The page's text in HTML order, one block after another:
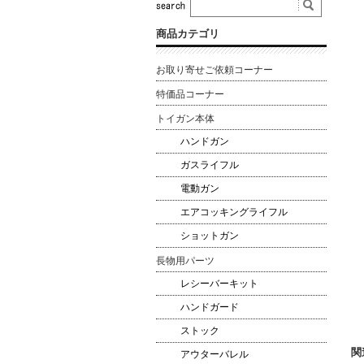
商品カテゴリ
お取り寄せご依頼コーナー
特価品コーナー
トイガン本体
ハンドガン
ガスライフル
電動ガン
エアコッキングライフル
ショットガン
長物用パーツ
レシーバーキット
ハンドガード
ストック
アウターバレル